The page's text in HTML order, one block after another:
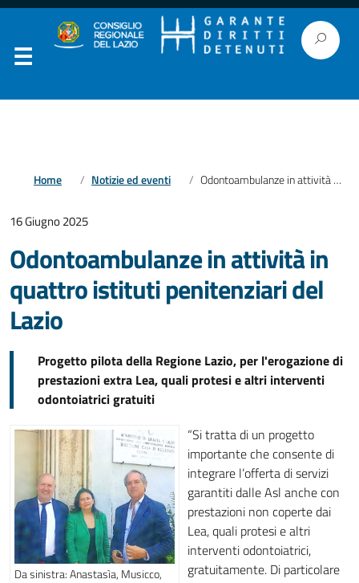
Home Notizie ed eventi Odontoambulanze in attività in quattro istituti penitenziari del Lazio
16 Giugno 2025
Odontoambulanze in attività in
quattro istituti penitenziari del
Lazio
Progetto pilota della Regione Lazio, per l'erogazione di
prestazioni extra Lea, quali protesi e altri interventi
odontoiatrici gratuiti
Da sinistra: Anastasìa, Musicco,
“Si tratta di un progetto
importante che consente di
integrare l’offerta di servizi
garantiti dalle Asl anche con
prestazioni non coperte dai
Lea, quali protesi e altri
interventi odontoiatrici,
gratuitamente. Di particolare